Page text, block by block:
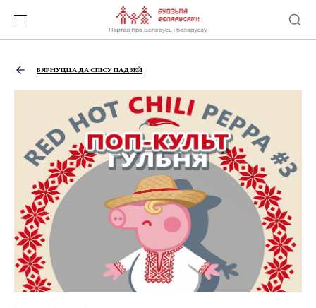
ВЯРНУЦЦА ДА СПІСУ ПАДЗЕЙ